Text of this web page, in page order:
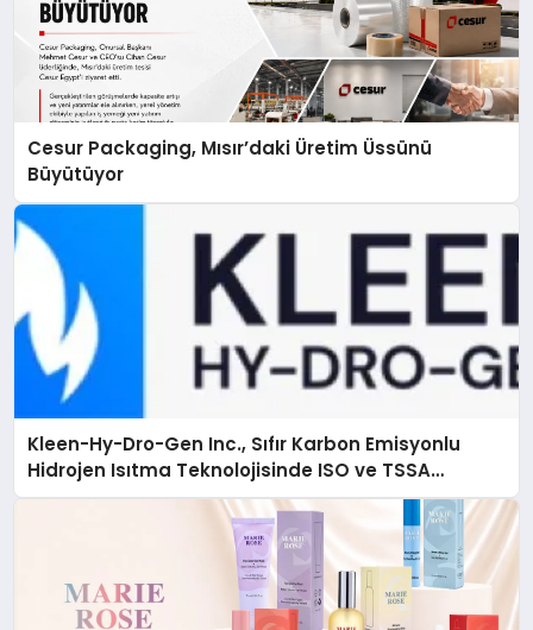
Cesur Packaging, Mısır’daki Üretim Üssünü
Büyütüyor
Kleen-Hy-Dro-Gen Inc., Sıfır Karbon Emisyonlu
Hidrojen Isıtma Teknolojisinde ISO ve TSSA
Düzenleyici Onaylarını Aldı